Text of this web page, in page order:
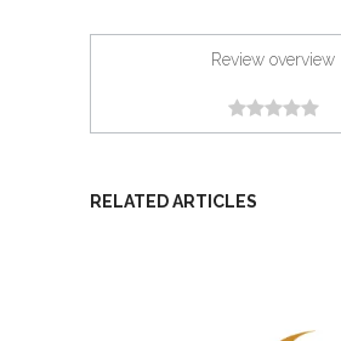
Review overview
RELATED ARTICLES